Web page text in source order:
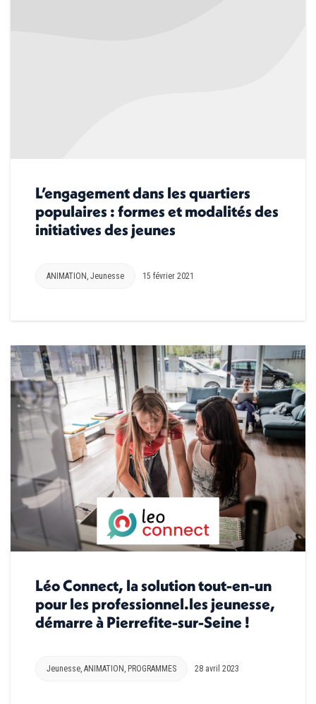
L’engagement dans les quartiers
populaires : formes et modalités des
initiatives des jeunes
ANIMATION Jeunesse 15 février 2021
Léo Connect, la solution tout-en-un
pour les professionnel.les jeunesse,
démarre à Pierrefite-sur-Seine !
Jeunesse, ANIMATION , PROGRAMMES 28 avril 2023